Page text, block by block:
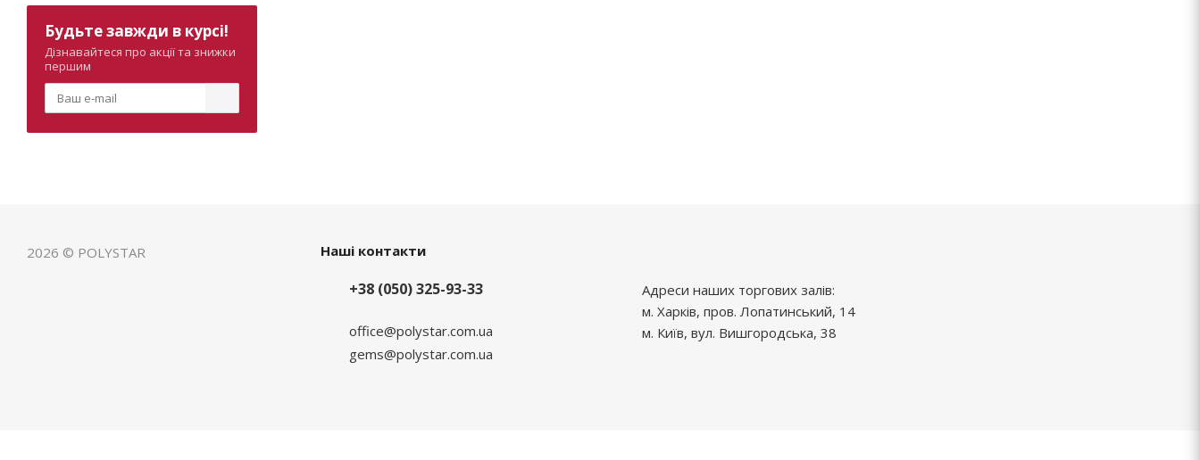
Будьте завжди в курсі!
Дізнавайтеся про акції та знижки
першим
2026 © POLYSTAR Наші контакти
+38 (050) 325-93-33
office@polystar.com.ua
gems@polystar.com.ua
Адреси наших торгових залів:
м. Харків, пров. Лопатинський, 14
м. Київ, вул. Вишгородська, 38